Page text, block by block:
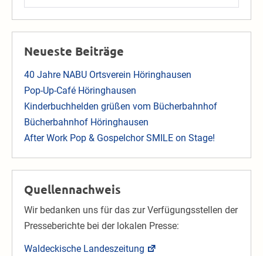
Neueste Beiträge
40 Jahre NABU Ortsverein Höringhausen
Pop-Up-Café Höringhausen
Kinderbuchhelden grüßen vom Bücherbahnhof
Bücherbahnhof Höringhausen
After Work Pop & Gospelchor SMILE on Stage!
Quellennachweis
Wir bedanken uns für das zur Verfügungsstellen der
Presseberichte bei der lokalen Presse:
Waldeckische Landeszeitung